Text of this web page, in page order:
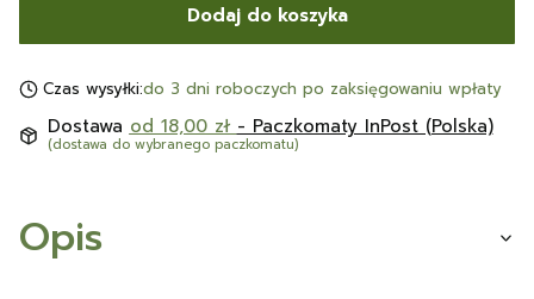
Dodaj do koszyka
Czas wysyłki:do 3 dni roboczych po zaksięgowaniu wpłaty
Dostawa od 18,00 zł - Paczkomaty InPost (Polska)
(dostawa do wybranego paczkomatu)
Opis